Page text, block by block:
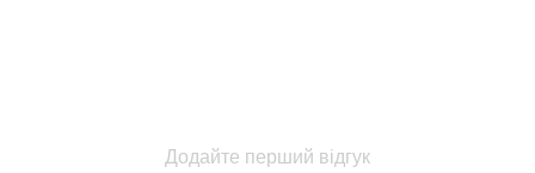
Додайте перший відгук